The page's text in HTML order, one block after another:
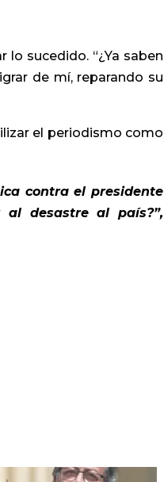
sucedido. “¿Ya saben
de mí, reparando su
el periodismo como
contra el presidente
desastre al país?”,